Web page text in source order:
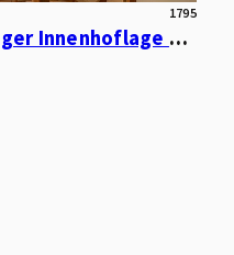
1795
Urbanes Wohnen in ruhiger Innenhoflage – Moderne Eigentumswohnung mit Südwest-Loggia